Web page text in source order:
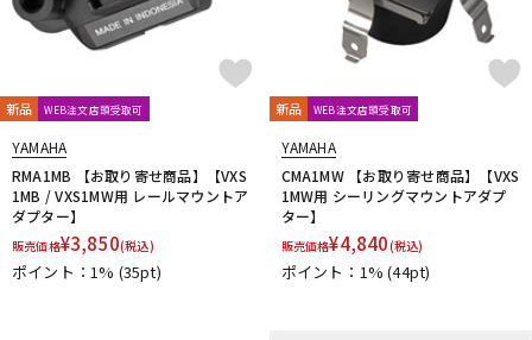
新品 WEB注文店頭受取可
YAMAHA
RMA1MB 【お取り寄せ商品】【VXS
1MB / VXS1MW用 レールマウントア
ダプター】
販売価格¥3,850(税込)
ポイント：1% (35pt)
新品 WEB注文店頭受取可
YAMAHA
CMA1MW 【お取り寄せ商品】【VXS
1MW用 シーリングマウントアダプ
ター】
販売価格¥4,840(税込)
ポイント：1%(44pt)